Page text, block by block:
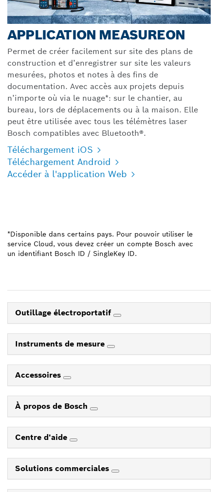
APPLICATION MEASUREON
Permet de créer facilement sur site des plans de
construction et d’enregistrer sur site les valeurs
mesurées, photos et notes à des fins de
documentation. Avec accès aux projets depuis
n’importe où via le nuage*: sur le chantier, au
bureau, lors de déplacements ou à la maison. Elle
peut être utilisée avec tous les télémètres laser
Bosch compatibles avec Bluetooth®.
Téléchargement iOS
Téléchargement Android
Accéder à l'application Web
*Disponible dans certains pays. Pour pouvoir utiliser le
service Cloud, vous devez créer un compte Bosch avec
un identifiant Bosch ID / SingleKey ID.
Outillage électroportatif
Instruments de mesure
Accessoires
À propos de Bosch
Centre d'aide
Solutions commerciales